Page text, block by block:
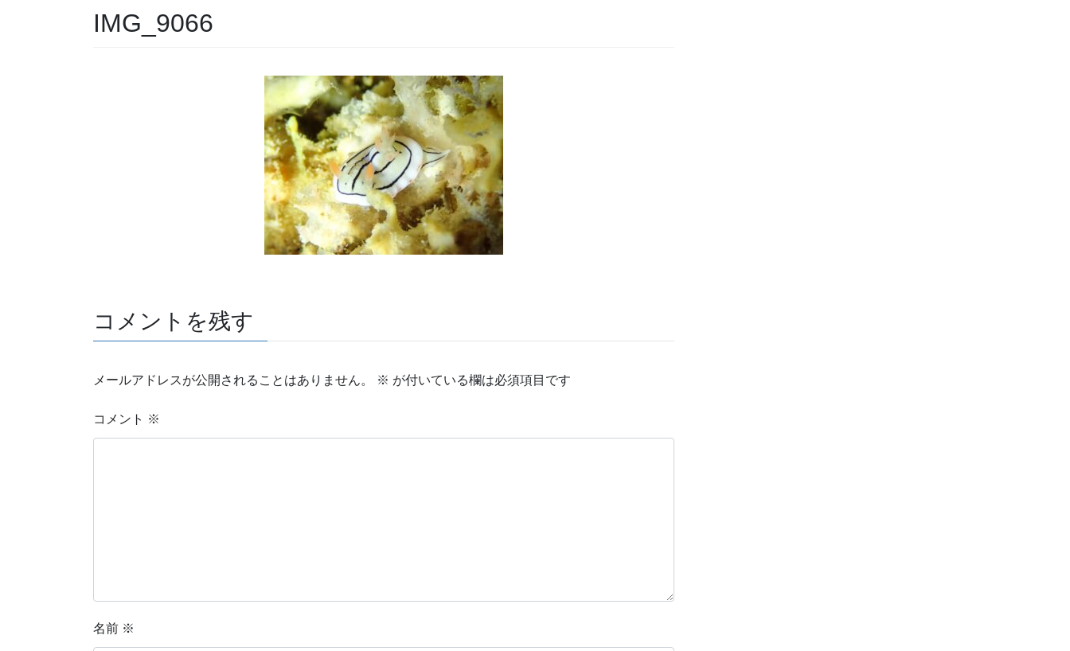
IMG_9066
コメントを残す
メールアドレスが公開されることはありません。 ※ が付いている欄は必須項目です
コメント ※
名前 ※